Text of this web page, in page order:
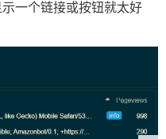
一个链接或按钮就太好